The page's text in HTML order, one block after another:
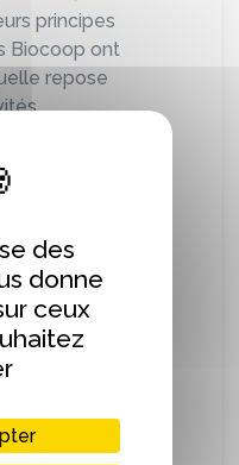
principes
Biocoop ont
repose
durable,
produits et
sont les
pour les
gestion, sociale,
- traduit
des
donne
ceux